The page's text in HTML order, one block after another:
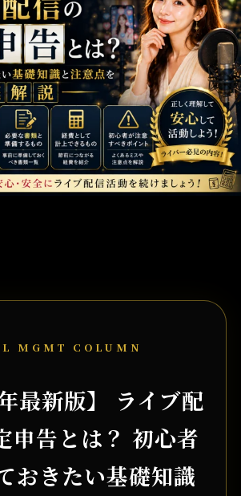
MGMT COLUMN
最新版】 ライブ配
申告とは？ 初心者
おきたい基礎知識